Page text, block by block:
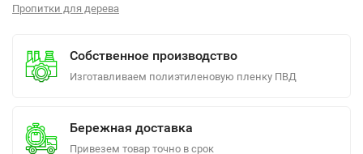
Пропитки для дерева
Собственное производство
Изготавливаем полиэтиленовую пленку ПВД
Бережная доставка
Привезем товар точно в срок